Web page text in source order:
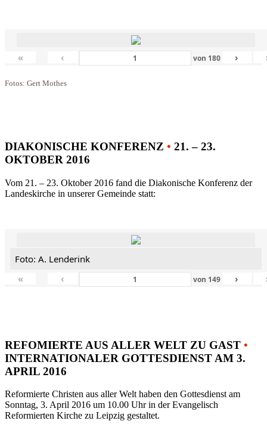
« ‹ von 180 ›
Fotos: Gert Mothes
DIAKONISCHE KONFERENZ • 21. – 23.
OKTOBER 2016
Vom 21. – 23. Oktober 2016 fand die Diakonische Konferenz der
Landeskirche in unserer Gemeinde statt:
Foto: A. Lenderink
«
‹ von 149 ›
REFOMIERTE AUS ALLER WELT ZU GAST •
INTERNATIONALER GOTTESDIENST AM 3.
APRIL 2016
Reformierte Christen aus aller Welt haben den Gottesdienst am
Sonntag, 3. April 2016 um 10.00 Uhr in der Evangelisch
Reformierten Kirche zu Leipzig gestaltet.